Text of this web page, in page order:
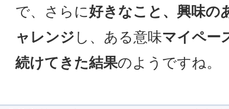
で、さらに好きなこと、興味の
ャレンジ し、ある意味マイペー
続けてきた結果のようですね。